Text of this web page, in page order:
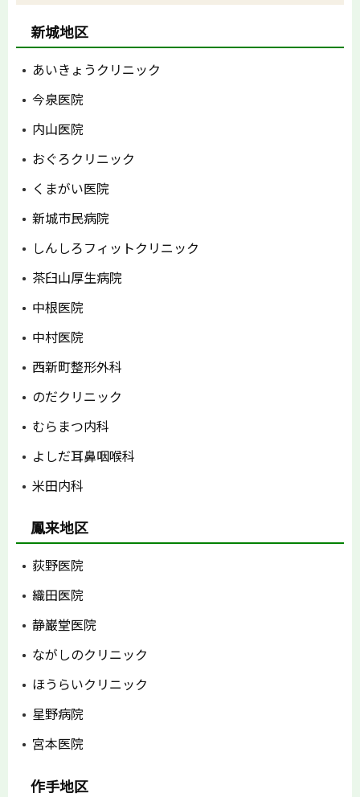
新城地区
あいきょうクリニック
今泉医院
内山医院
おぐろクリニック
くまがい医院
新城市民病院
しんしろフィットクリニック
茶臼山厚生病院
中根医院
中村医院
西新町整形外科
のだクリニック
むらまつ内科
よしだ耳鼻咽喉科
米田内科
鳳来地区
荻野医院
織田医院
静巌堂医院
ながしのクリニック
ほうらいクリニック
星野病院
宮本医院
作手地区